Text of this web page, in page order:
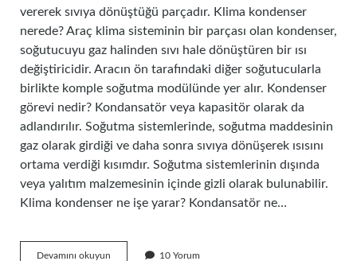
vererek sıvıya dönüştüğü parçadır. Klima kondenser
nerede? Araç klima sisteminin bir parçası olan kondenser,
soğutucuyu gaz halinden sıvı hale dönüştüren bir ısı
değiştiricidir. Aracın ön tarafındaki diğer soğutucularla
birlikte komple soğutma modülünde yer alır. Kondenser
görevi nedir? Kondansatör veya kapasitör olarak da
adlandırılır. Soğutma sistemlerinde, soğutma maddesinin
gaz olarak girdiği ve daha sonra sıvıya dönüşerek ısısını
ortama verdiği kısımdır. Soğutma sistemlerinin dışında
veya yalıtım malzemesinin içinde gizli olarak bulunabilir.
Klima kondenser ne işe yarar? Kondansatör ne…
Devamını okuyun Kondenser 10 Yorum